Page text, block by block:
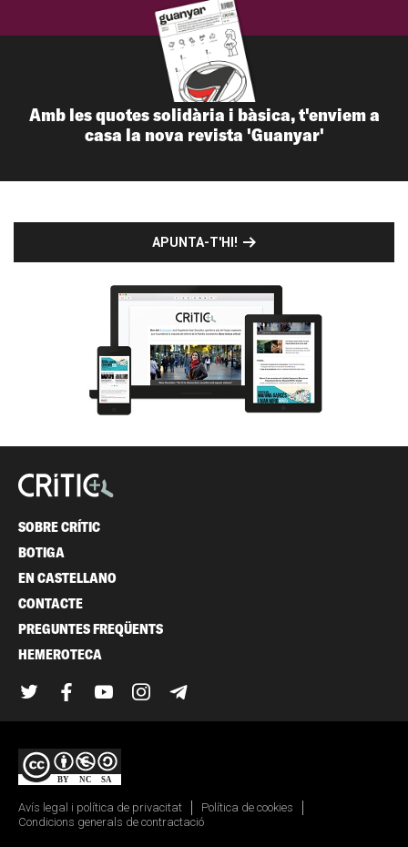
Amb les quotes solidària i bàsica, t'enviem a
casa la nova revista 'Guanyar'
APUNTA-T'HI!
SOBRE CRÍTIC
BOTIGA
EN CASTELLANO
CONTACTE
PREGUNTES FREQÜENTS
HEMEROTECA
TwitterFacebook
YouTubeInstagram
Avís legal i política de privacitat
Política de cookies
Condicions generals de contractació